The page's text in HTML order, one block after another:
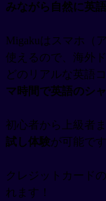
みながら自然に英
Migakuはスマホ（
使えるので、海外
どのリアルな英語
マ時間で英語のシ
初心者から上級者
試し体験が可能で
クレジットカード
れます！